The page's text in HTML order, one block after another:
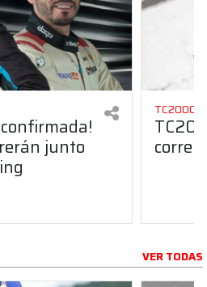
junto
TC2000
VER TODAS